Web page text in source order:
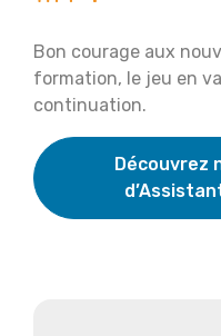
Bon courage aux
formation, le jeu en
continuation.
Découvrez